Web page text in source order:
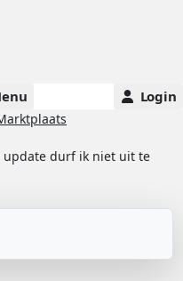
Login
update durf ik niet uit te